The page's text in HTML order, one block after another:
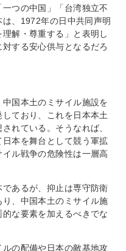
つの中国」「台湾独立不
、1972年の日中共同声明
解・尊重する」と表明し
する安心供与となるだろ
中国本土のミサイル施設を
ており、これを日本本土
れている。そうなれば、
本を舞台として競う軍拡
ル戦争の危険性は一層高
あるが、抑止は専守防衛
、中国本土のミサイル施
な要素を加えるべきでな
の配備や日本の敵基地攻